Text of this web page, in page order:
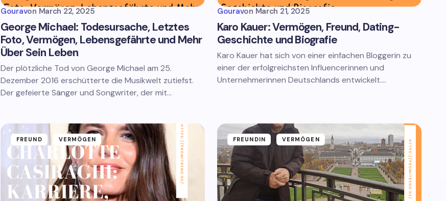
Gouravon March 22, 2025
George Michael: Todesursache, Letztes
Foto, Vermögen, Lebensgefährte und Mehr
Über Sein Leben
Der plötzliche Tod von George Michael am 25.
Dezember 2016 erschütterte die Musikwelt zutiefst.
Der gefeierte Sänger und Songwriter, der mit…
Gouravon March 21, 2025
Karo Kauer: Vermögen, Freund, Dating-
Geschichte und Biografie
Karo Kauer hat sich von einer einfachen Bloggerin zu
einer der erfolgreichsten Influencerinnen und
Unternehmerinnen Deutschlands entwickelt.…
FREUND VERMÖGEN FREUNDIN VERMÖGEN